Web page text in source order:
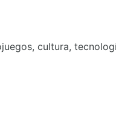
cultura,